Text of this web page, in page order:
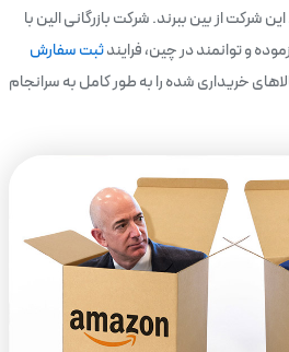
شرکت از بین ببرند. شرکت بازرگانی الین با
و توانمند در چین، فرایندثبت سفارش
خریداری شده را به طور کامل به سرانجام